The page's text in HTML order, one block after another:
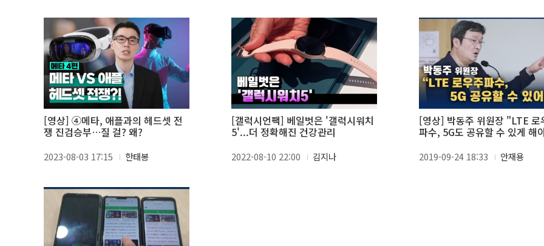
[영상] ④메타, 애플과의 헤드셋 전
쟁 진검승부…질 걸? 왜?
2023-08-03 17:15 한태봉
[갤럭시언팩] 베일벗은 '갤럭시워치
5'...더 정확해진 건강관리
2022-08-10 22:00 김지나
[영상] 박동주 위원장 "LTE 로
파수, 5G도 공유할 수 있게 해
2019-09-24 18:33 안재용